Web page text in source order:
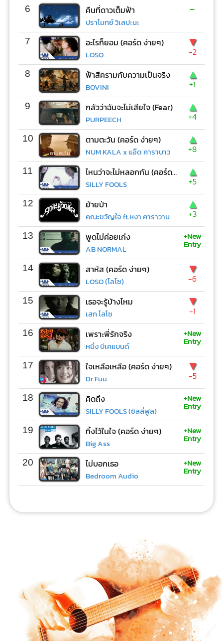
6 คืนที่ดาวเต็มฟ้า
ปราโมทย์ วิเลปะนะ
-
7 อะไรก็ยอม (คอร์ด ง่ายๆ)
LOSO
▼
-2
8 ฟ้าสีครามกับความเป็นจริง
BOVINI
▲
+1
9 กลัวว่าฉันจะไม่เสียใจ (Fear)
PURPEECH
▲
+4
10 ตามตะวัน (คอร์ด ง่ายๆ)
NUM KALA x แอ๊ด คาราบาว
▲
+8
11 ไหนว่าจะไม่หลอกกัน (คอร์ด ง่ายๆ)
SILLY FOOLS
▲
+5
12 ย้ายป่า
คณะขวัญใจ ft.หงา คาราวาน
▲
+3
13 พูดไม่ค่อยเก่ง
AB NORMAL
+New
Entry
14 สาหัส (คอร์ด ง่ายๆ)
LOSO (โลโซ)
▼
-6
15 เธอจะรู้บ้างไหม
เสก โลโซ
▼
-1
16 เพราะพี่รักจริง
หนึ่ง บีเคแบนด์
+New
Entry
17 ใจเหลือเหลือ (คอร์ด ง่ายๆ)
Dr.Fuu
▼
-5
18 คิดถึง
SILLY FOOLS (ซิลลี่ฟูล)
+New
Entry
19 ทิ้งไว้ในใจ (คอร์ด ง่ายๆ)
Big Ass
+New
Entry
20 ไม่บอกเธอ
Bedroom Audio
+New
Entry